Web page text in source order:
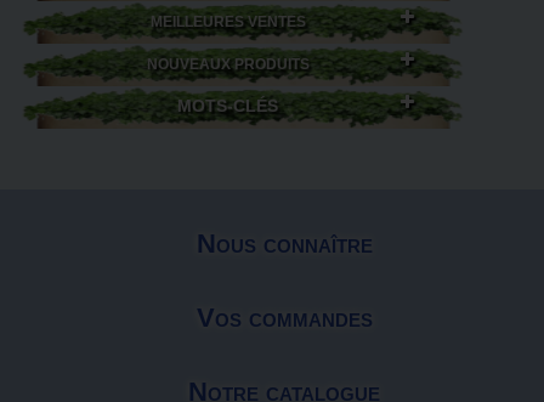
MEILLEURES VENTES
NOUVEAUX PRODUITS
MOTS-CLÉS
Nous connaître
Vos commandes
Notre catalogue